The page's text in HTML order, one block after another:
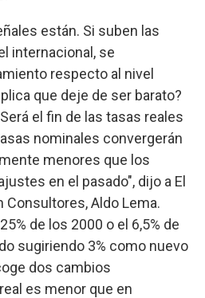
están. Si suben las
internacional, se
respecto al nivel
que deje de ser barato?
el fin de las tasas reales
nominales convergerán
menores que los
en el pasado", dijo a El
Consultores, Aldo Lema.
de los 2000 o el 6,5% de
sugiriendo 3% como nuevo
dos cambios
es menor que en